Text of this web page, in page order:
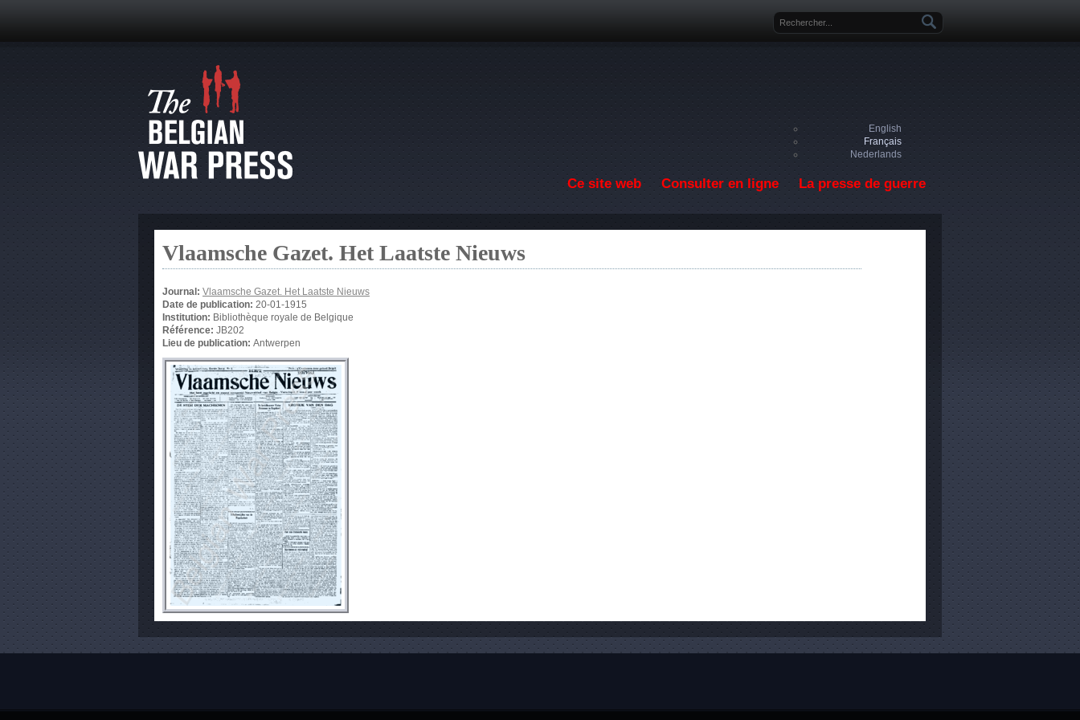
Formulaire de recherche
English
Français
Nederlands
Ce site web Consulter en ligne La presse de guerre
Vlaamsche Gazet. Het Laatste Nieuws
Journal: Vlaamsche Gazet. Het Laatste Nieuws
Date de publication: 20-01-1915
Institution: Bibliothèque royale de Belgique
Référence: JB202
Lieu de publication: Antwerpen